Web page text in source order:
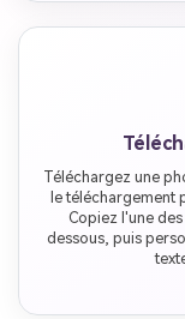
Téléchargez une
le téléchargement
Copiez l'une
dessous, puis